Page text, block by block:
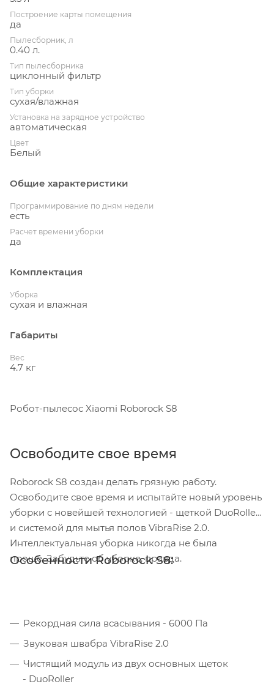
Построение карты помещения
да
Пылесборник, л
0.40 л.
Тип пылесборника
циклонный фильтр
Тип уборки
сухая/влажная
Установка на зарядное устройство
автоматическая
Цвет
Белый
Общие характеристики
Программирование по дням недели
есть
Расчет времени уборки
да
Комплектация
Уборка
сухая и влажная
Габариты
Вес
4.7 кг
Робот-пылесос Xiaomi Roborock S8
Освободите свое время
Roborock S8 создан делать грязную работу.
Освободите свое время и испытайте новый уровень
уборки с новейшей технологией - щеткой DuoRoller
и системой для мытья полов VibraRise 2.0.
Интеллектуальная уборка никогда не была
проще. Забудьте об уборке, правда.
Особенности Roborock S8:
Рекордная сила всасывания - 6000 Па
Звуковая швабра VibraRise 2.0
Чистящий модуль из двух основных щеток
- DuoRoller